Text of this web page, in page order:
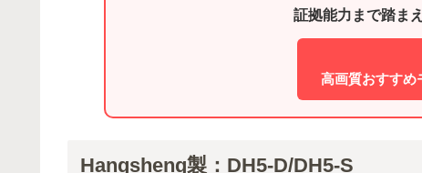
証拠能力まで踏ま
高画質おすす
Hangsheng製：DH5-D/DH5-S